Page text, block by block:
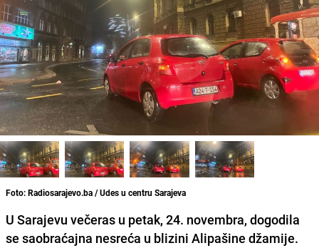
Foto: Radiosarajevo.ba / Udes u centru Sarajeva
U Sarajevu večeras u petak, 24. novembra, dogodila
se saobraćajna nesreća u blizini Alipašine džamije.